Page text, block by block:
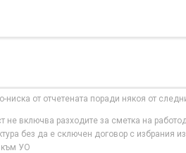
от отчетената поради някоя от
включва разходите за сметка на
без да е сключен договор с избрания
към УО